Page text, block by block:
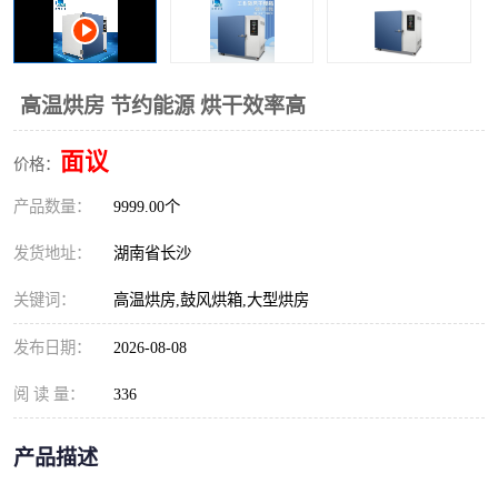
高温烘房 节约能源 烘干效率高
价格： 面议
产品数量： 9999.00个
发货地址： 湖南省长沙
关键词： 高温烘房,鼓风烘箱,大型烘房
发布日期： 2026-08-08
阅 读 量： 336
产品描述